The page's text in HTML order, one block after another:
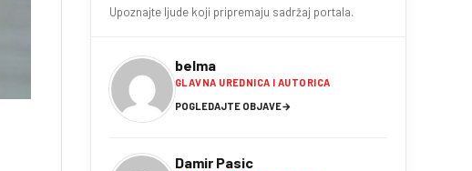
Upoznajte ljude koji pripremaju sadržaj portala.
belma
GLAVNA UREDNICA I AUTORICA
POGLEDAJTE OBJAVE→
Damir Pasic